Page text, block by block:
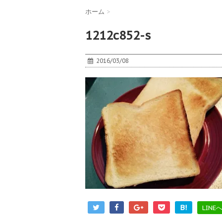
ホーム >
1212c852-s
2016/03/08
B! LINE